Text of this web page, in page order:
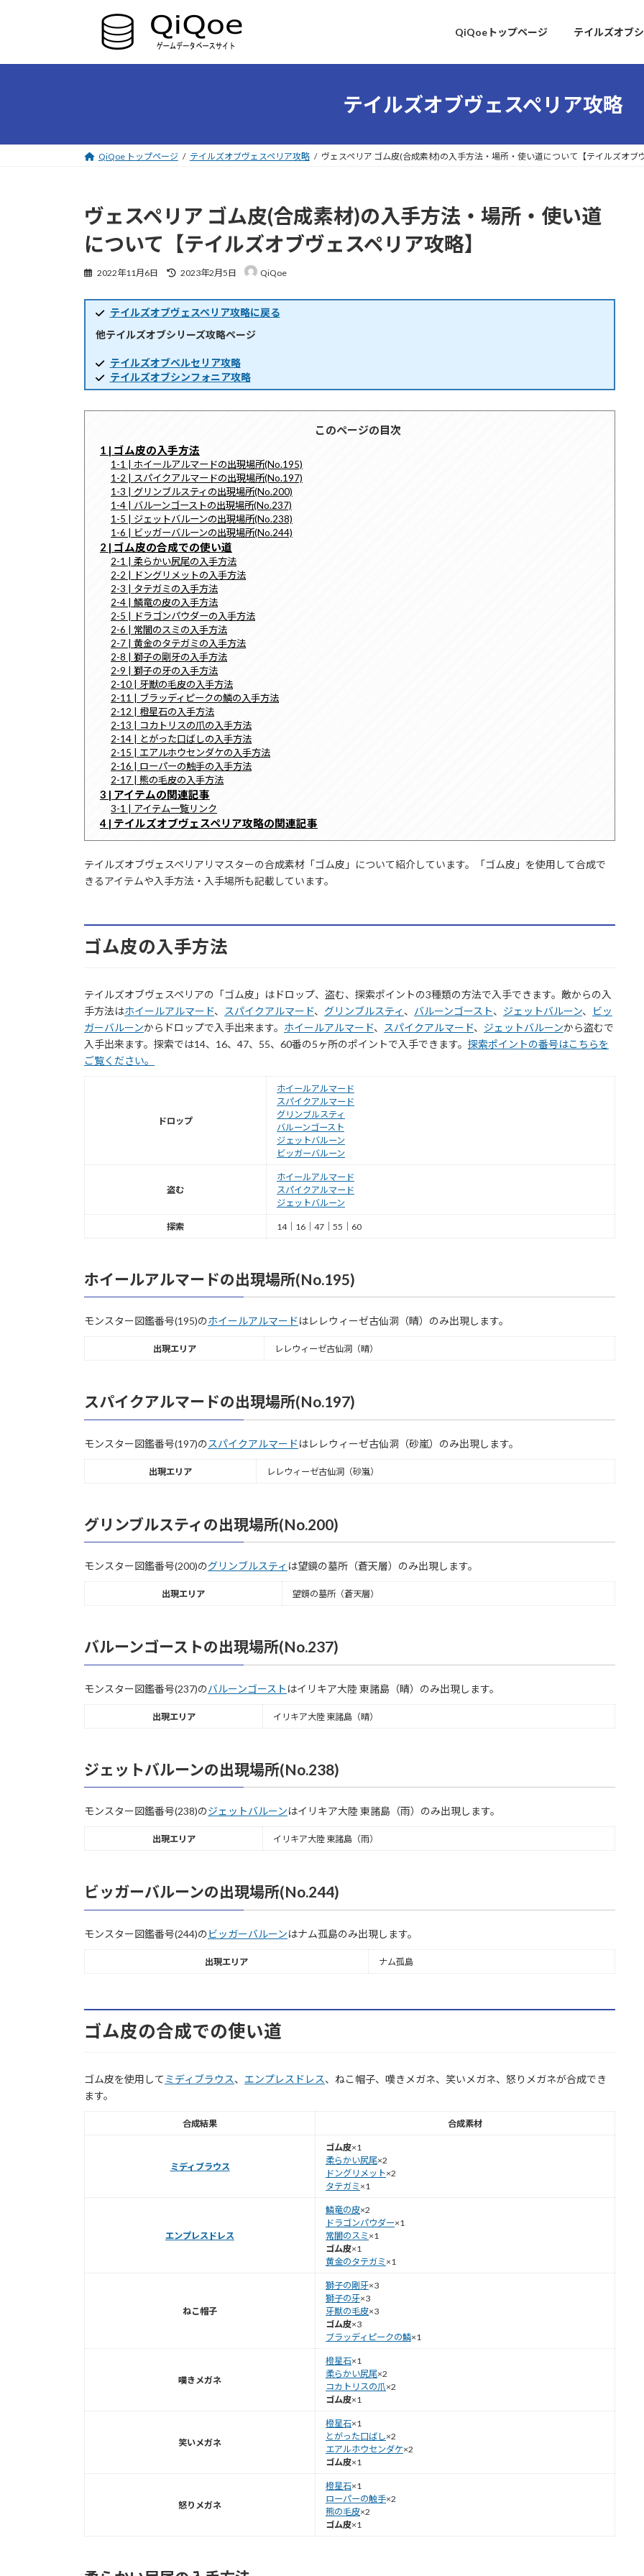
ツ
シ
QiQoeトップページ テイルズオブ
テイルズオブヴェスペリア攻略
QiQoe トップページ テイルズオブヴェスペリア攻略 ヴェスペリア ゴム皮(合成素材)の入手方法・場所・使い道について【テイルズオブ
ヴェスペリア ゴム皮(合成素材)の入手方法・場所・使い道
について【テイルズオブヴェスペリア攻略】
2022年11月6日
最
新
日
時
2023年2月5日 QiQoe
テイルズオブヴェスペリア攻略に戻る
他テイルズオブシリーズ攻略ページ
テイルズオブベルセリア攻略
テイルズオブシンフォニア攻略
このページの目次
1 | ゴム皮の入手方法
1-1 | ホイールアルマードの出現場所(No.195)
1-2 | スパイクアルマードの出現場所(No.197)
1-3 | グリンブルスティの出現場所(No.200)
1-4 | バルーンゴーストの出現場所(No.237)
1-5 | ジェットバルーンの出現場所(No.238)
1-6 | ビッガーバルーンの出現場所(No.244)
2 | ゴム皮の合成での使い道
2-1 | 柔らかい尻尾の入手方法
2-2 | ドングリメットの入手方法
2-3 | タテガミの入手方法
2-4 | 鱗竜の皮の入手方法
2-5 | ドラゴンパウダーの入手方法
2-6 | 常闇のスミの入手方法
2-7 | 黄金のタテガミの入手方法
2-8 | 獅子の剛牙の入手方法
2-9 | 獅子の牙の入手方法
2-10 | 牙獣の毛皮の入手方法
2-11 | ブラッディピークの鱗の入手方法
2-12 | 橙星石の入手方法
2-13 | コカトリスの爪の入手方法
2-14 | とがった口ばしの入手方法
2-15 | エアルホウセンダケの入手方法
2-16 | ローパーの触手の入手方法
2-17 | 熊の毛皮の入手方法
3 | アイテムの関連記事
3-1 | アイテム一覧リンク
4 | テイルズオブヴェスペリア攻略の関連記事
テイルズオブヴェスペリアリマスターの合成素材「ゴム皮」について紹介しています。「ゴム皮」を使用して合成で
きるアイテムや入手方法・入手場所も記載しています。
ゴム皮の入手方法
テイルズオブヴェスペリアの「ゴム皮」はドロップ、盗む、探索ポイントの3種類の方法で入手できます。敵からの入
手方法はホイールアルマード、 スパイクアルマード、 グリンブルスティ 、 バルーンゴースト、 ジェットバルーン、
ビッ
ガーバルーンからドロップで入手出来ます。 ホイールアルマード、 スパイクアルマード、 ジェットバルーンから盗むで
入手出来ます。探索では14、16、47、55、60番の5ヶ所のポイントで入手できます。 探索ポイントの番号はこちらを
ご覧ください。
ドロップ
ホイールアルマード
スパイクアルマード
グリンブルスティ
バルーンゴースト
ジェットバルーン
ビッガーバルーン
盗む
ホイールアルマード
スパイクアルマード
ジェットバルーン
探索 14｜16｜47｜55｜60
ホイールアルマードの出現場所(No.195)
モンスター図鑑番号(195)のホイールアルマードはレレウィーゼ古仙洞（晴）のみ出現します。
出現エリア レレウィーゼ古仙洞（晴）
スパイクアルマードの出現場所(No.197)
モンスター図鑑番号(197)のスパイクアルマードはレレウィーゼ古仙洞（砂嵐）のみ出現します。
出現エリア レレウィーゼ古仙洞（砂嵐）
グリンブルスティの出現場所(No.200)
モンスター図鑑番号(200)のグリンブルスティ は望鏡の墓所（蒼天層）のみ出現します。
出現エリア 望鏡の墓所（蒼天層）
バルーンゴーストの出現場所(No.237)
モンスター図鑑番号(237)のバルーンゴースト はイリキア大陸 東諸島（晴）のみ出現します。
出現エリア イリキア大陸 東諸島（晴）
ジェットバルーンの出現場所(No.238)
モンスター図鑑番号(238)のジェットバルーンはイリキア大陸 東諸島（雨）のみ出現します。
出現エリア イリキア大陸 東諸島（雨）
ビッガーバルーンの出現場所(No.244)
モンスター図鑑番号(244)のビッガーバルーンはナム孤島のみ出現します。
出現エリア ナム孤島
ゴム皮の合成での使い道
ゴム皮を使用して ミディブラウス、 エンプレスドレス、ねこ帽子、嘆きメガネ、笑いメガネ、怒りメガネが合成でき
ます。
合成結果 合成素材
ミディブラウス
ゴム皮×1
柔らかい尻尾×2
ドングリメット×2
タテガミ ×1
エンプレスドレス
鱗竜の皮×2
ドラゴンパウダー×1
常闇のスミ ×1
ゴム皮×1
黄金のタテガミ ×1
ねこ帽子
獅子の剛牙×3
獅子の牙×3
牙獣の毛皮×3
ゴム皮×3
ブラッディピークの鱗×1
嘆きメガネ
橙星石×1
柔らかい尻尾×2
コカトリスの爪 ×2
ゴム皮×1
笑いメガネ
橙星石×1
とがった口ばし×2
エアルホウセンダケ×2
ゴム皮×1
怒りメガネ
橙星石×1
ローパーの触手×2
熊の毛皮×2
ゴム皮×1